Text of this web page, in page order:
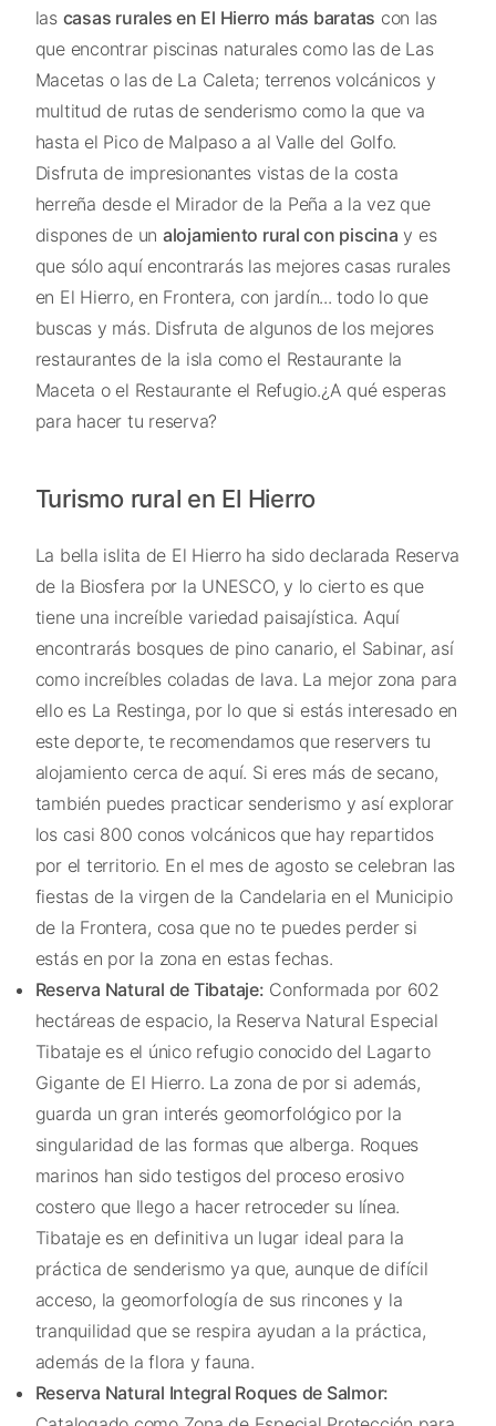
las casas rurales en El Hierro más baratas con las
que encontrar piscinas naturales como las de Las
Macetas o las de La Caleta; terrenos volcánicos y
multitud de rutas de senderismo como la que va
hasta el Pico de Malpaso a al Valle del Golfo.
Disfruta de impresionantes vistas de la costa
herreña desde el Mirador de la Peña a la vez que
dispones de un alojamiento rural con piscina y es
que sólo aquí encontrarás las mejores casas rurales
en El Hierro, en Frontera, con jardín... todo lo que
buscas y más. Disfruta de algunos de los mejores
restaurantes de la isla como el Restaurante la
Maceta o el Restaurante el Refugio.¿A qué esperas
para hacer tu reserva?
Turismo rural en El Hierro
La bella islita de El Hierro ha sido declarada Reserva
de la Biosfera por la UNESCO, y lo cierto es que
tiene una increíble variedad paisajística. Aquí
encontrarás bosques de pino canario, el Sabinar, así
como increíbles coladas de lava. La mejor zona para
ello es La Restinga, por lo que si estás interesado en
este deporte, te recomendamos que reservers tu
alojamiento cerca de aquí. Si eres más de secano,
también puedes practicar senderismo y así explorar
los casi 800 conos volcánicos que hay repartidos
por el territorio. En el mes de agosto se celebran las
fiestas de la virgen de la Candelaria en el Municipio
de la Frontera, cosa que no te puedes perder si
estás en por la zona en estas fechas.
Reserva Natural de Tibataje: Conformada por 602
hectáreas de espacio, la Reserva Natural Especial
Tibataje es el único refugio conocido del Lagarto
Gigante de El Hierro. La zona de por si además,
guarda un gran interés geomorfológico por la
singularidad de las formas que alberga. Roques
marinos han sido testigos del proceso erosivo
costero que llego a hacer retroceder su línea.
Tibataje es en definitiva un lugar ideal para la
práctica de senderismo ya que, aunque de difícil
acceso, la geomorfología de sus rincones y la
tranquilidad que se respira ayudan a la práctica,
además de la flora y fauna.
Reserva Natural Integral Roques de Salmor: